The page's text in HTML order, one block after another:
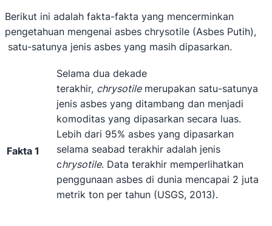
Berikut ini adalah fakta-fakta yang mencerminkan
pengetahuan mengenai asbes chrysotile (Asbes Putih),
satu-satunya jenis asbes yang masih dipasarkan.
Fakta 1
Selama dua dekade
terakhir, chrysotilemerupakan satu-satunya
jenis asbes yang ditambang dan menjadi
komoditas yang dipasarkan secara luas.
Lebih dari 95% asbes yang dipasarkan
selama seabad terakhir adalah jenis
chrysotile. Data terakhir memperlihatkan
penggunaan asbes di dunia mencapai 2 juta
metrik ton per tahun (USGS, 2013).